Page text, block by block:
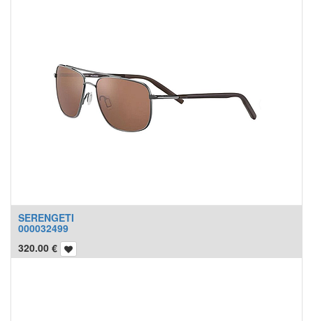
SERENGETI
000032499
320.00 €